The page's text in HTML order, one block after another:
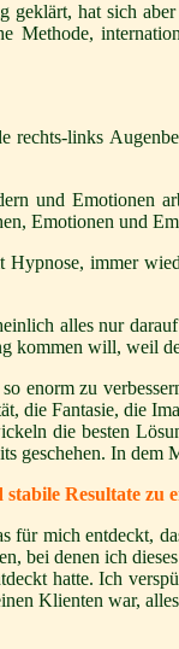
hat sich
Methode,
links
und Emotionen
Emotionen und
immer
alles nur
kommen will, weil
zu
die Fantasie, die
die besten
geschehen. In
Resultate zu
mich entdeckt,
denen ich
hatte. Ich
Klienten war,